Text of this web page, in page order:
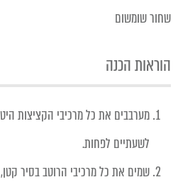
שחור שומשום
הוראות הכנה
מערבבים את כל מרכיבי הקציצות
לשעתיים לפחות.